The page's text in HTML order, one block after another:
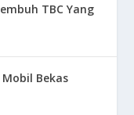
TBC Yang
Bekas